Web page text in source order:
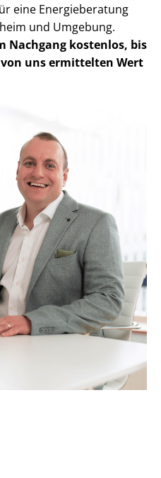
eine Energieberatung
und Umgebung.
Nachgang kostenlos, bis
von uns ermittelten Wert